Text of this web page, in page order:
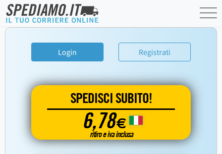
Login Registrati
SPEDISCI SUBITO!
6,78€
ritiro e iva inclusa